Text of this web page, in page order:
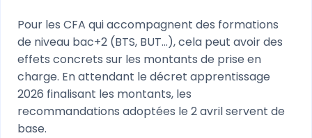
Pour les CFA qui accompagnent des formations
de niveau bac+2 (BTS, BUT...), cela peut avoir des
effets concrets sur les montants de prise en
charge. En attendant le décret apprentissage
2026 finalisant les montants, les
recommandations adoptées le 2 avril servent de
base.